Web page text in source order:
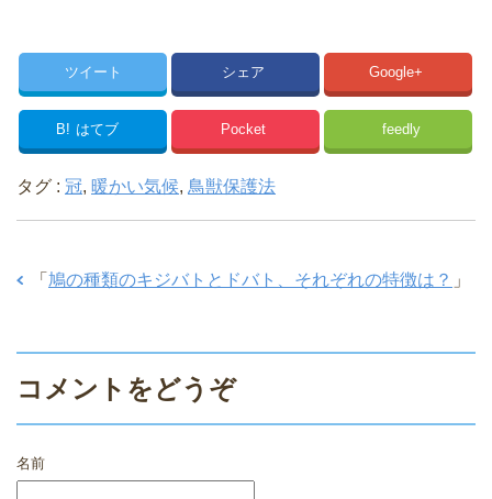
ツイート シェア Google+
B! はてブ Pocket feedly
タグ : 冠, 暖かい気候, 鳥獣保護法
「 鳩の種類のキジバトとドバト、それぞれの特徴は？ 」
コメントをどうぞ
名前